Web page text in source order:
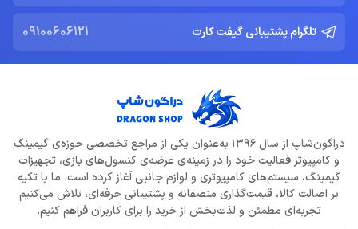
تلگرام پشتیبانی گیفت کارت 09100606121
دراگون‌شاپ از سال 1396 به‌عنوان یکی از مراجع تخصصی حوزه‌ی گیمینگ
و کامپیوتر فعالیت خود را در زمینه‌ی عرضه‌ی کنسول‌های بازی، تجهیزات
گیمینگ، سیستم‌های کامپیوتری و لوازم جانبی آغاز کرده است. ما با تکیه
بر اصالت کالا، قیمت‌گذاری منصفانه و پشتیبانی حرفه‌ای، تلاش می‌کنیم
تجربه‌ای مطمئن و لذت‌بخش از خرید را برای کاربران فراهم کنیم.